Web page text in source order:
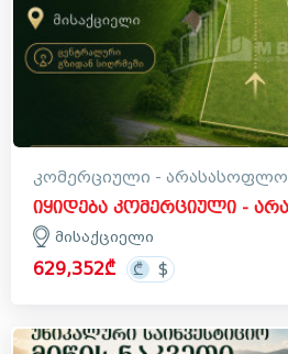
კომერციული - არასასოფლო
მისაქციელი
629,352₾